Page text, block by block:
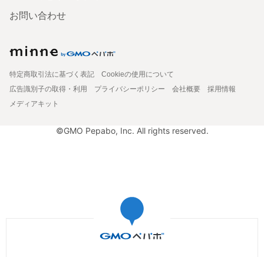
お問い合わせ
特定商取引法に基づく表記
Cookieの使用について
広告識別子の取得・利用
プライバシーポリシー 会社概要
採用情報
メディアキット
©GMO Pepabo, Inc. All rights reserved.